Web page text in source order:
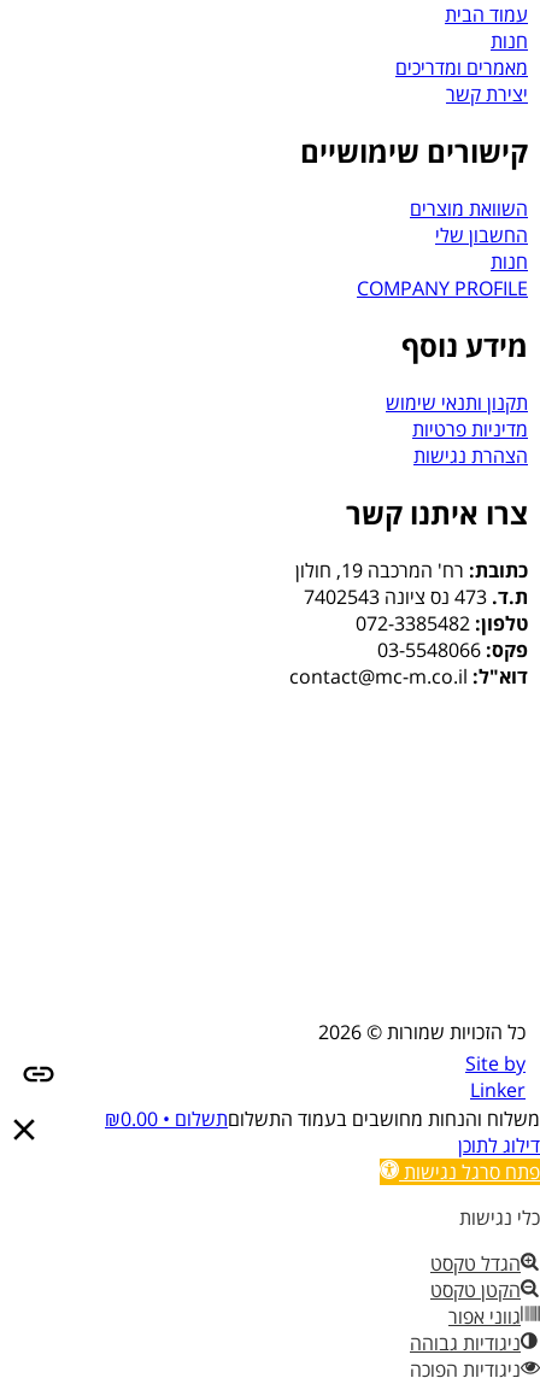
עמוד הבית
חנות
מאמרים ומדריכים
יצירת קשר
קישורים שימושיים
השוואת מוצרים
החשבון שלי
חנות
COMPANY PROFILE
מידע נוסף
תקנון ותנאי שימוש
מדיניות פרטיות
הצהרת נגישות
צרו איתנו קשר
כתובת: רח' המרכבה 19, חולון
ת.ד.
טלפון:
פקס:
דוא"ל:
כל הזכויות שמורות © 2026
Site by
Linker
משלוח והנחות מחושבים בעמוד התשלוםתשלום • ₪0.00
דילוג לתוכן
פתח סרגל נגישות
כלי נגישות
הגדל טקסט
הקטן טקסט
גווני אפור
ניגודיות גבוהה
ניגודיות הפוכה